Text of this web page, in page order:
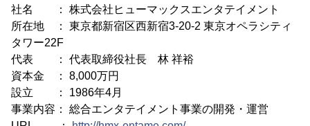
社名 ： 株式会社ヒューマックスエンタテイメント
所在地 ： 東京都新宿区西新宿3-20-2 東京オペラシティ
タワー22F
代表 ： 代表取締役社長 林 祥裕
資本金 ： 8,000万円
設立 ： 1986年4月
事業内容： 総合エンタテイメント事業の開発・運営